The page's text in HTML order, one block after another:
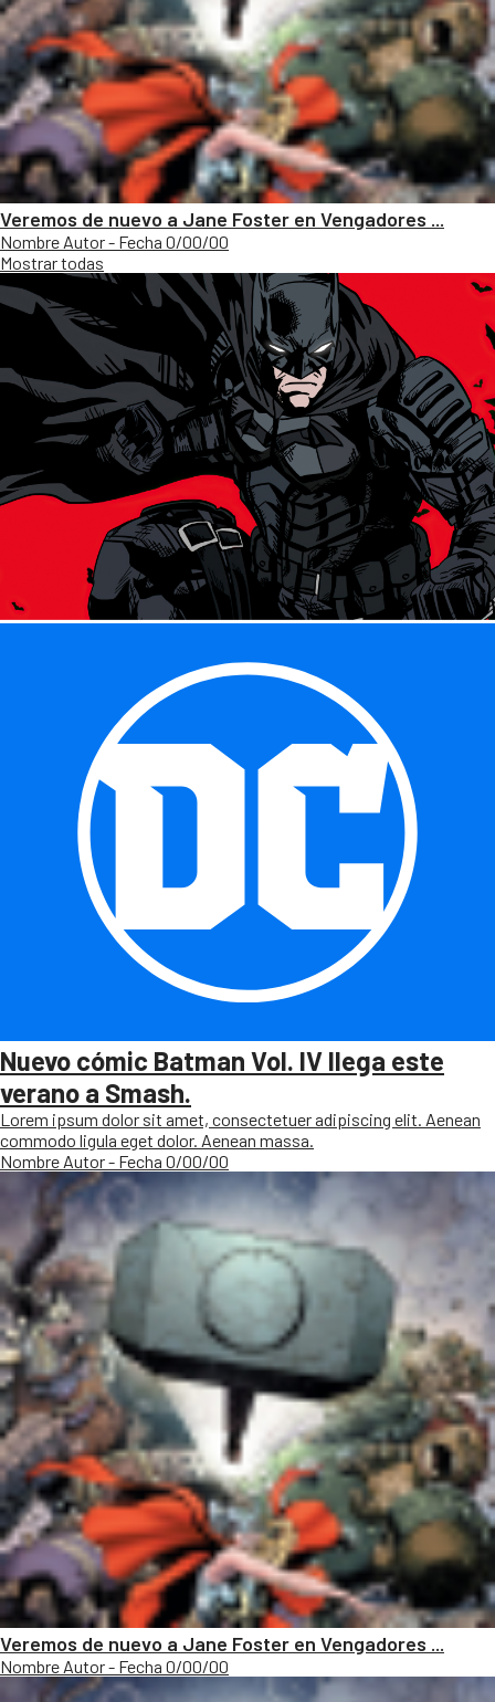
Veremos de nuevo a Jane Foster en Vengadores ...
Nombre Autor - Fecha 0/00/00
Mostrar todas
Nuevo cómic Batman Vol. IV llega este
verano a Smash.
Lorem ipsum dolor sit amet, consectetuer adipiscing elit. Aenean
commodo ligula eget dolor. Aenean massa.
Nombre Autor - Fecha 0/00/00
Veremos de nuevo a Jane Foster en Vengadores ...
Nombre Autor - Fecha 0/00/00